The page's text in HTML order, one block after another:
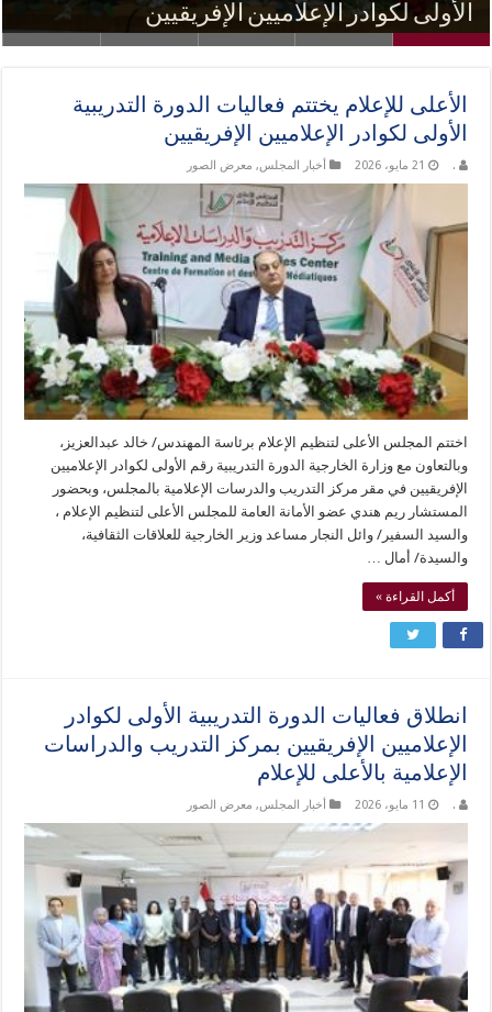
الأولى لكوادر الإعلاميين الإفريقيين
الإعلامية بالأعلى للإعلام
مقروءة لواقعة التحرش بإحدى التلميذات
الإعلامي للأطباء
مقروءة للطبيب الراحل “ضياء العوضي”
الأعلى للإعلام يختتم فعاليات الدورة التدريبية
الأولى لكوادر الإعلاميين الإفريقيين
. 21 مايو، 2026 أخبار المجلس, معرض الصور
اختتم المجلس الأعلى لتنظيم الإعلام برئاسة المهندس/ خالد عبدالعزيز،
وبالتعاون مع وزارة الخارجية الدورة التدريبية رقم الأولى لكوادر الإعلاميين
الإفريقيين في مقر مركز التدريب والدرسات الإعلامية بالمجلس، وبحضور
المستشار ريم هندي عضو الأمانة العامة للمجلس الأعلى لتنظيم الإعلام ،
والسيد السفير/ وائل النجار مساعد وزير الخارجية للعلاقات الثقافية،
والسيدة/ أمال …
أكمل القراءة »
انطلاق فعاليات الدورة التدريبية الأولى لكوادر
الإعلاميين الإفريقيين بمركز التدريب والدراسات
الإعلامية بالأعلى للإعلام
. 11 مايو، 2026 أخبار المجلس, معرض الصور